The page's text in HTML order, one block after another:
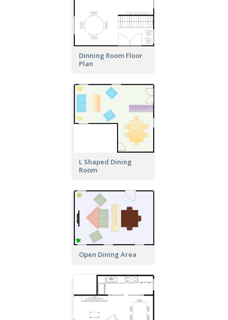
Dinning Room Floor
Plan
L Shaped Dining
Room
Open Dining Area